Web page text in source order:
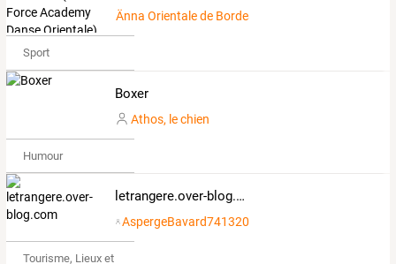
Änna Orientale de Bordeaux
Sport
Boxer
Athos, le chien
Humour
letrangere.over-blog.com
AspergeBavard741320
Tourisme, Lieux et Événements